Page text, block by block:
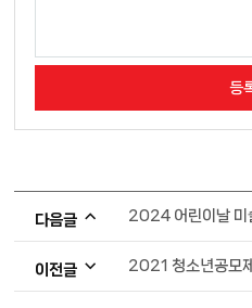
다음글 2024 어린이날 미
이전글 2021 청소년공모